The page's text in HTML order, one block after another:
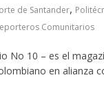
de Santander,
Comunitarios
No 10 – es el
en alianza